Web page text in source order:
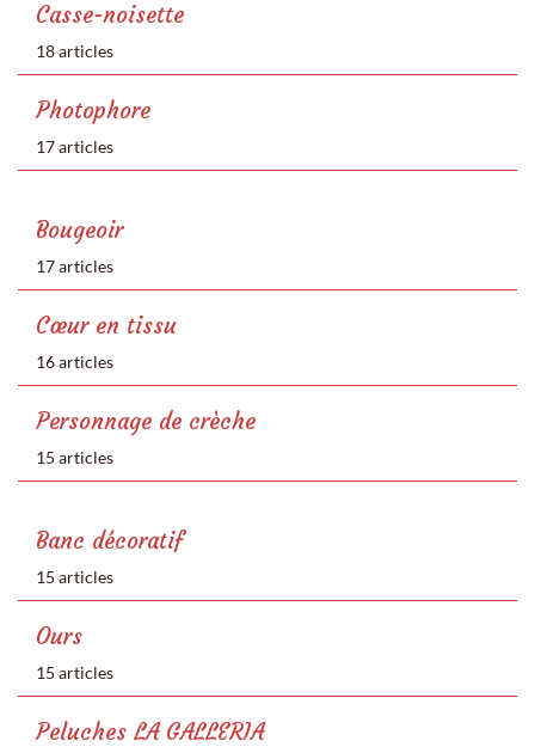
Casse-noisette
18 articles
Photophore
17 articles
Bougeoir
17 articles
Cœur en tissu
16 articles
Personnage de crèche
15 articles
Banc décoratif
15 articles
Ours
15 articles
Peluches LA GALLERIA